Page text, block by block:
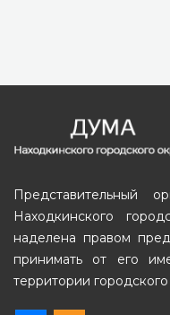
Представительный
Находкинского
наделена правом
принимать от его
территории городского